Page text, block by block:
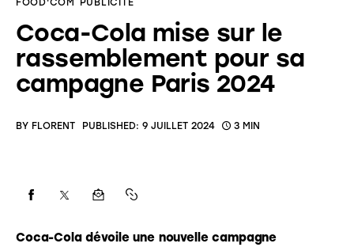
Food’Life
FOOD'COM PUBLICITÉ
Coca-Cola mise sur le
rassemblement pour sa
campagne Paris 2024
BY FLORENT PUBLISHED: 9 JUILLET 2024 3 MIN
Coca-Cola dévoile une nouvelle campagne